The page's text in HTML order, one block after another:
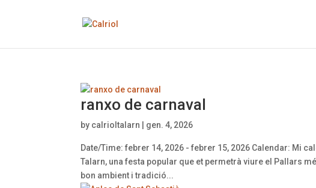
ranxo de carnaval
by calrioltalarn gen. 4, 2026
Date/Time: febrer 14, 2026 - febrer 15, 2026 Calendar: Mi
Talarn, una festa popular que et permetrà viure el Pallars
bon ambient i tradició...